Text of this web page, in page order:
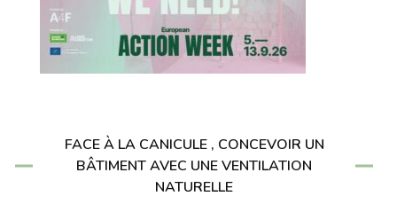
FACE À LA CANICULE , CONCEVOIR UN
BÂTIMENT AVEC UNE VENTILATION
NATURELLE